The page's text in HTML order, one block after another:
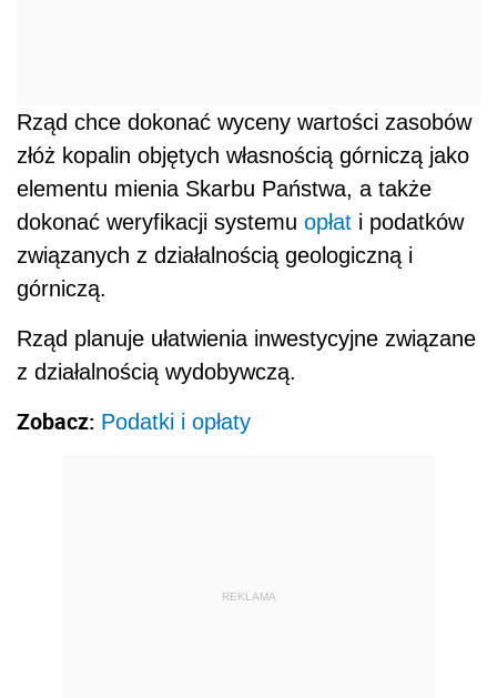
Rząd chce dokonać wyceny wartości zasobów
złóż kopalin objętych własnością górniczą jako
elementu mienia Skarbu Państwa, a także
dokonać weryfikacji systemu opłat i podatków
związanych z działalnością geologiczną i
górniczą.
Rząd planuje ułatwienia inwestycyjne związane
z działalnością wydobywczą.
Zobacz: Podatki i opłaty
REKLAMA